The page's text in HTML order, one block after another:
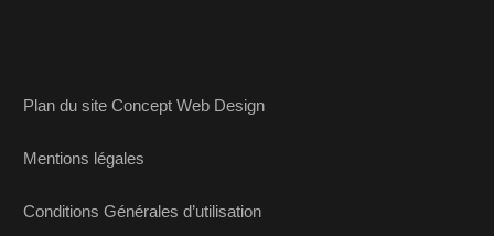
Plan du site Concept Web Design
Mentions légales
Conditions Générales d’utilisation